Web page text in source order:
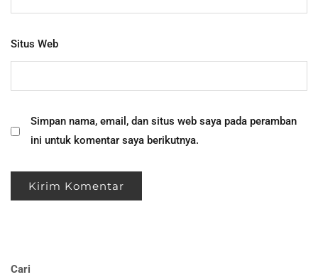
Situs Web
Simpan nama, email, dan situs web saya pada peramban
ini untuk komentar saya berikutnya.
Cari